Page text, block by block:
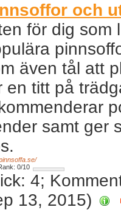
och
för dig som
även tål att
en titt på
samt ger
0/10
4;
13, 2015)